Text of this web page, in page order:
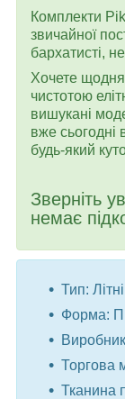
Комплекти
звичайної
бархатисті,
Хочете щодня
чистотою
вишукані
вже сьогодні
будь-який
Зверніть
немає
Тип:
Форма:
Торгова
Тканина